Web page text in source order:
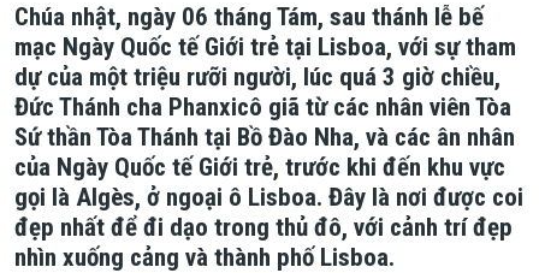
Chúa nhật, ngày 06 tháng Tám, sau thánh lễ bế
mạc Ngày Quốc tế Giới trẻ tại Lisboa, với sự tham
dự của một triệu rưỡi người, lúc quá 3 giờ chiều,
Đức Thánh cha Phanxicô giã từ các nhân viên Tòa
Sứ thần Tòa Thánh tại Bồ Đào Nha, và các ân nhân
của Ngày Quốc tế Giới trẻ, trước khi đến khu vực
gọi là Algès, ở ngoại ô Lisboa. Đây là nơi được coi
đẹp nhất để đi dạo trong thủ đô, với cảnh trí đẹp
nhìn xuống cảng và thành phố Lisboa.